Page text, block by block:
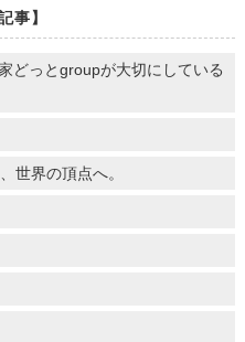
事】
どっとgroupが大切にしている
世界の頂点へ。